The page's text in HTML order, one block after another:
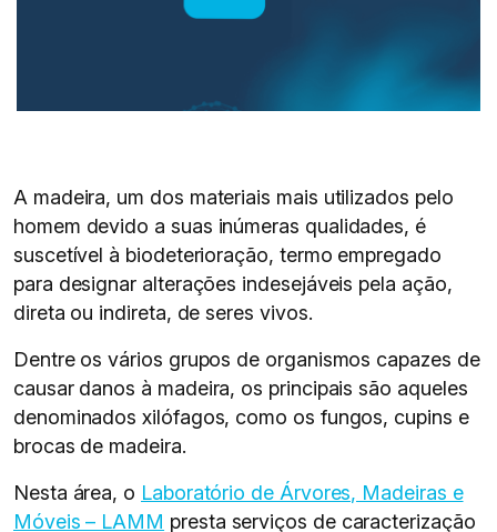
A madeira, um dos materiais mais utilizados pelo
homem devido a suas inúmeras qualidades, é
suscetível à biodeterioração, termo empregado
para designar alterações indesejáveis pela ação,
direta ou indireta, de seres vivos.
Dentre os vários grupos de organismos capazes de
causar danos à madeira, os principais são aqueles
denominados xilófagos, como os fungos, cupins e
brocas de madeira.
Nesta área, o Laboratório de Árvores, Madeiras e
Móveis – LAMM presta serviços de caracterização